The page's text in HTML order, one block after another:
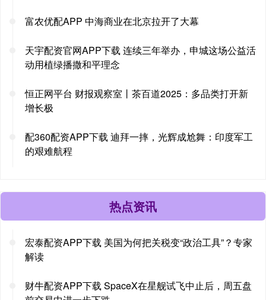
富农优配APP 中海商业在北京拉开了大幕
天宇配资官网APP下载 连续三年举办，申城这场公益活
动用植绿播撒和平理念
恒正网平台 财报观察室丨茶百道2025：多品类打开新
增长极
配360配资APP下载 迪拜一摔，光辉成尬舞：印度军工
的艰难航程
热点资讯
宏泰配资APP下载 美国为何把关税变“政治工具”？专家
解读
财牛配资APP下载 SpaceX在星舰试飞中止后，周五盘